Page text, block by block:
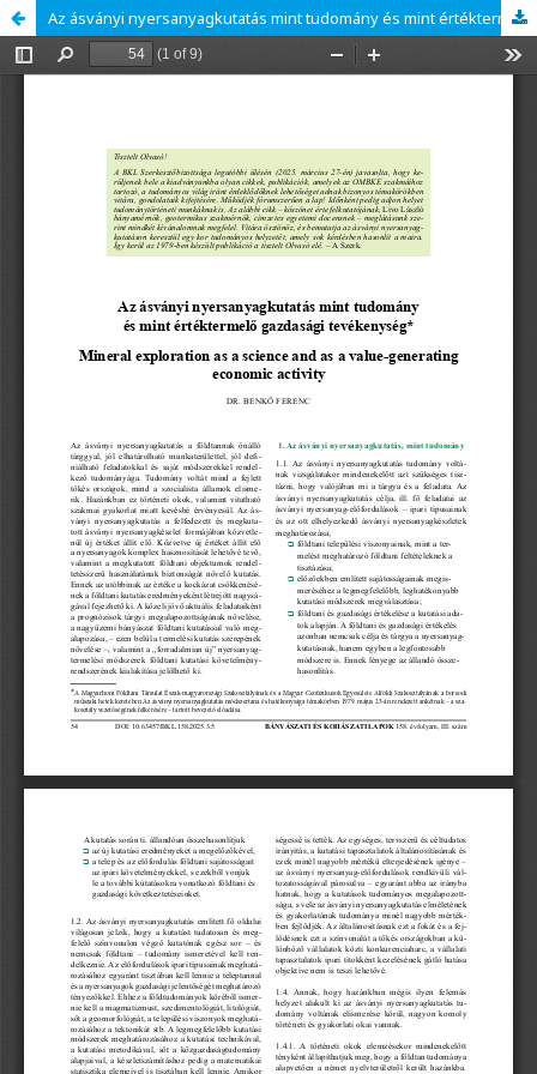
Az ásványi nyersanyagkutatás mint tudomány és mint értéktermelő gazdasági tevékenység